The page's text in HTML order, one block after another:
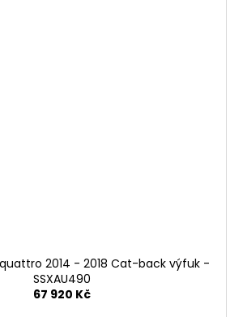
quattro 2014 - 2018 Cat-back výfuk -
SSXAU490
67 920 Kč